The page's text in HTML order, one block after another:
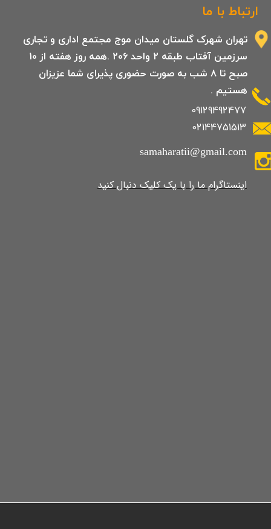
ارتباط با ما
09129492477
02144751513
تهران شهرک گلستان میدان موج مجتمع اداری و تجاری
سرزمین آفتاب طبقه 2 واحد 206 .همه روز هفته از 10
صبح تا 8 شب به صورت حضوری پذیرای شما عزیزان
هستیم .
samaharatii@gmail.com
​​​​​​​​​اینستاگرام ما را با یک کلیک دنبال کنید